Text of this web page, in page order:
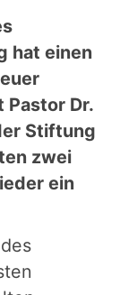
hat einen
Pastor Dr.
Stiftung
zwei
ein